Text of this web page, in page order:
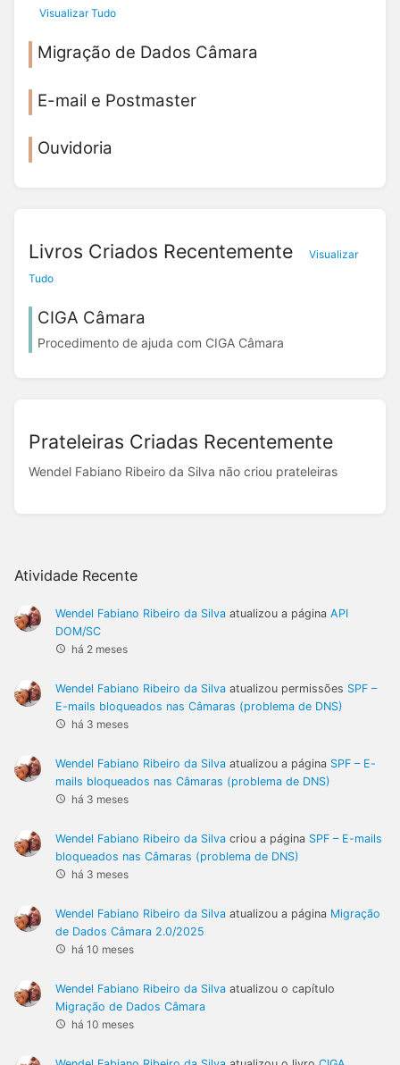
Atividade Recente
Wendel Fabiano Ribeiro da Silva atualizou a página API
DOM/SC
há 2 meses
Wendel Fabiano Ribeiro da Silva atualizou permissões SPF –
E-mails bloqueados nas Câmaras (problema de DNS)
há 3 meses
Wendel Fabiano Ribeiro da Silva atualizou a página SPF – E-
mails bloqueados nas Câmaras (problema de DNS)
há 3 meses
Wendel Fabiano Ribeiro da Silva criou a página SPF – E-mails
bloqueados nas Câmaras (problema de DNS)
há 3 meses
Wendel Fabiano Ribeiro da Silva atualizou a página Migração
de Dados Câmara 2.0/2025
há 10 meses
Wendel Fabiano Ribeiro da Silva atualizou o capítulo
Migração de Dados Câmara
há 10 meses
Visualizar Tudo
Migração de Dados Câmara
E-mail e Postmaster
Ouvidoria
Livros Criados Recentemente
Visualizar
Tudo
CIGA Câmara
Procedimento de ajuda com CIGA Câmara
Prateleiras Criadas Recentemente
Wendel Fabiano Ribeiro da Silva não criou prateleiras